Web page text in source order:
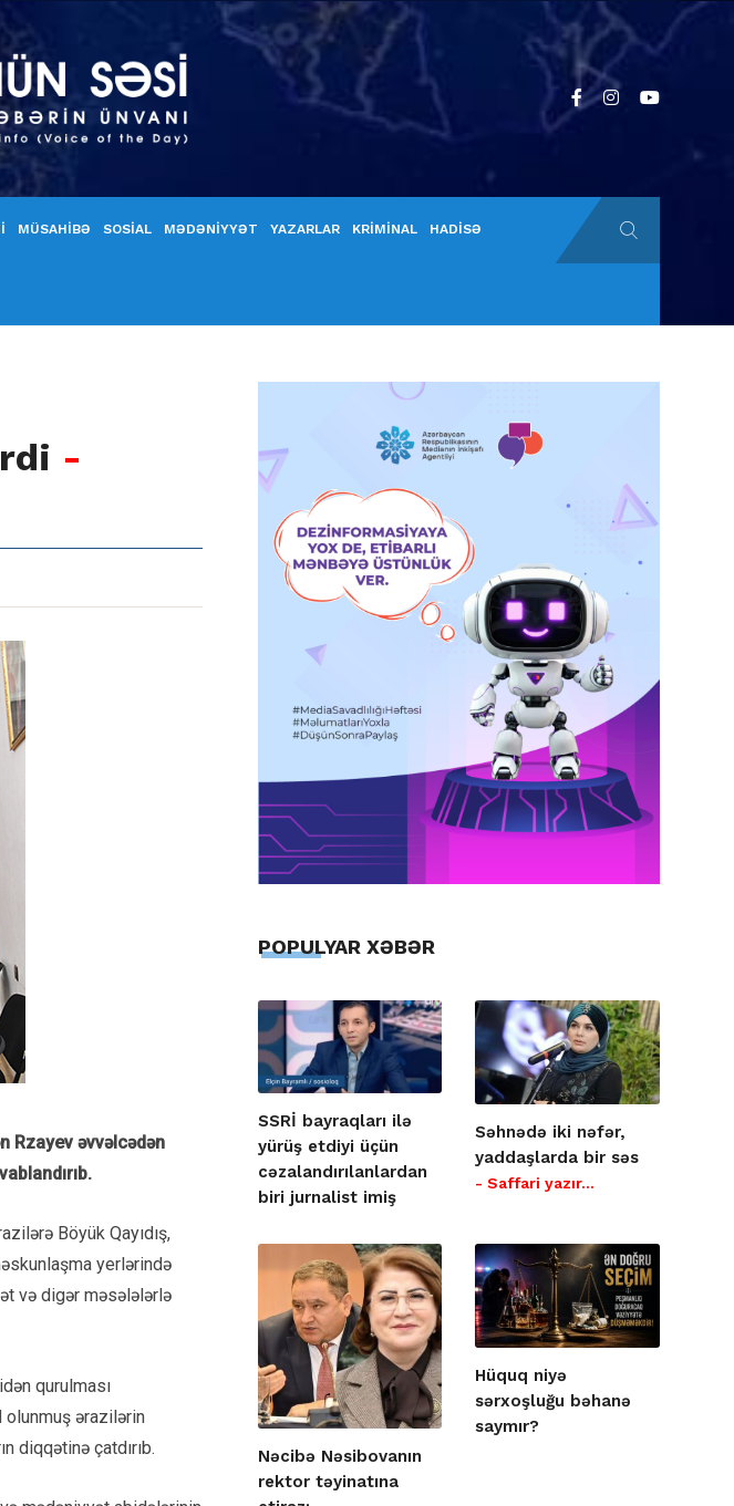
MÜSAHİBƏ SOSİAL MƏDƏNİYYƏT YAZARLAR KRİMİNAL HADİSƏ
-
Rzayev əvvəlcədən
Böyük Qayıdış,
yerlərində
və digər məsələlərlə
qurulması
olunmuş ərazilərin
diqqətinə çatdırıb.
POPULYAR XƏBƏR
SSRİ bayraqları ilə
yürüş etdiyi üçün
cəzalandırılanlardan
biri jurnalist imiş
Səhnədə iki nəfər,
yaddaşlarda bir səs
- Saffari yazır…
Nəcibə Nəsibovanın
rektor təyinatına
Hüquq niyə
sərxoşluğu bəhanə
saymır?